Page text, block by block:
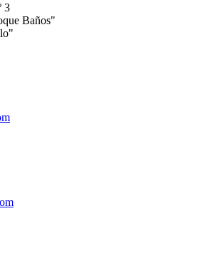
3
Baños"